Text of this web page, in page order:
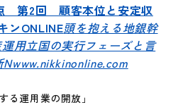
第2回 顧客本位と安定収
ンONLINE頭を抱える地銀幹
用立国の実行フェーズと言
Nwww.nikkinonline.com
る運用業の開放」